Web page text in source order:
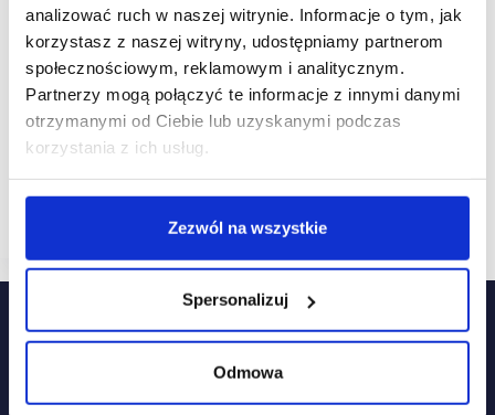
analizować ruch w naszej witrynie. Informacje o tym, jak
korzystasz z naszej witryny, udostępniamy partnerom
społecznościowym, reklamowym i analitycznym.
Partnerzy mogą połączyć te informacje z innymi danymi
otrzymanymi od Ciebie lub uzyskanymi podczas
korzystania z ich usług.
Zezwól na wszystkie
Spersonalizuj
Odmowa
03/07/2026 Gemin Park Bielsko - Biała
Gemini Park Bielsko-Biała stawia na rozwój – 6,8 tys.
mkw. zmodernizowane w pół roku
Nowe koncepty sklepów, transformacje lokali,
rewitalizacje części wspólnych – Gemini Park
Bielsko-Biała pokazuje, że dobrze zarządzane